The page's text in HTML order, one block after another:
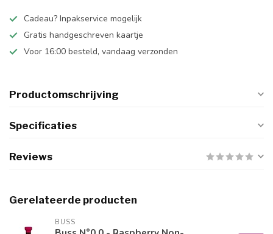
Cadeau? Inpakservice mogelijk
Gratis handgeschreven kaartje
Voor 16:00 besteld, vandaag verzonden
Productomschrijving
Specificaties
Reviews
Gerelateerde producten
BUSS